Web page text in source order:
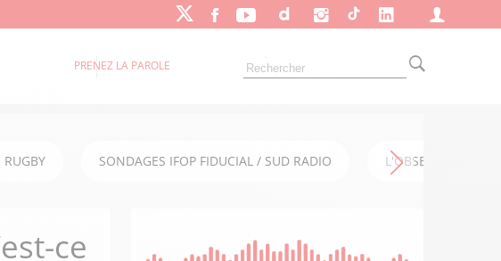
PRENEZ LA PAROLE
SONDAGES IFOP FIDUCIAL / SUD RADIO L'OBSERVATOIRE
ce